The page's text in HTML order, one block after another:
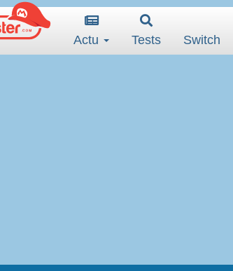
Actu Tests Switch